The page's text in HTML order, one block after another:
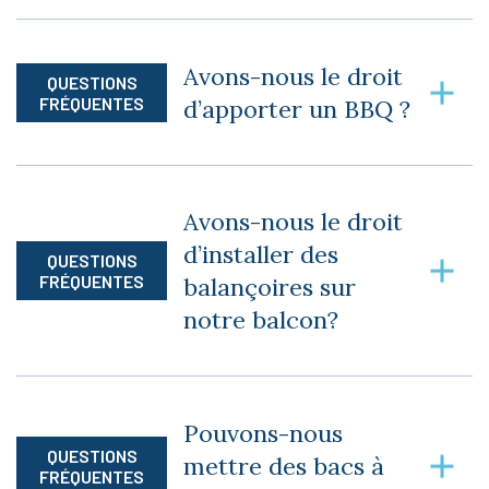
déneigement de voiture *frais relié à ce service,
compagnie qui vient laver les vitres intérieures
et extérieures.
QUESTIONS
FRÉQUENTES
Avons-nous le droit
d’apporter un BBQ ?
QUESTIONS
FRÉQUENTES
Avons-nous le droit
d’installer des
balançoires sur
notre balcon?
QUESTIONS
FRÉQUENTES
Pouvons-nous
mettre des bacs à